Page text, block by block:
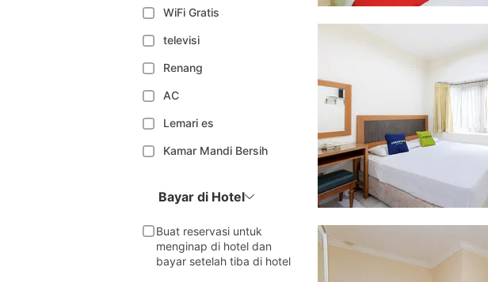
WiFi Gratis
televisi
Renang
AC
Lemari es
Kamar Mandi Bersih
Bayar di Hotel
Buat reservasi untuk
menginap di hotel dan
bayar setelah tiba di hotel